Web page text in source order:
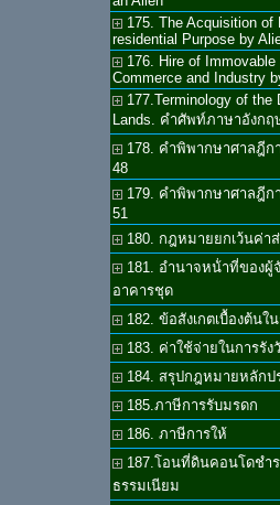
175. The Acquisition of
residential Purpose by
176. Hire of
Commerce and Industry
177.Terminology of the
Lands. คำศัพท์ภาษาอังก
178. คำพิพากษาศาลฎีก
48
179. คำพิพากษาศาลฎีก
51
180. กฎหมายยกเว้นค่า
181. อำนาจหน้่าที่ของผู้
อาคารชุด
182. ข้อสังเกตเบื้องต้น
183. ค่าใช้จ่ายในการรั
184. สรุปกฎหมายหลักป
185.ภาษีการรับมรดก
186. ภาษีการให้
187.โอนที่ดินคอนโดชำ
ธรรมเนียม